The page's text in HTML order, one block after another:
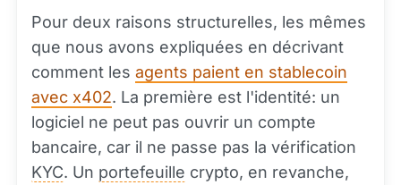
Pour deux raisons structurelles, les mêmes
que nous avons expliquées en décrivant
comment les agents paient en stablecoin
avec x402. La première est l'identité: un
logiciel ne peut pas ouvrir un compte
bancaire, car il ne passe pas la vérification
KYC. Un portefeuille crypto, en revanche,